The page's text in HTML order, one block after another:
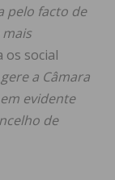
pelo facto de
os social
a Câmara
evidente
de